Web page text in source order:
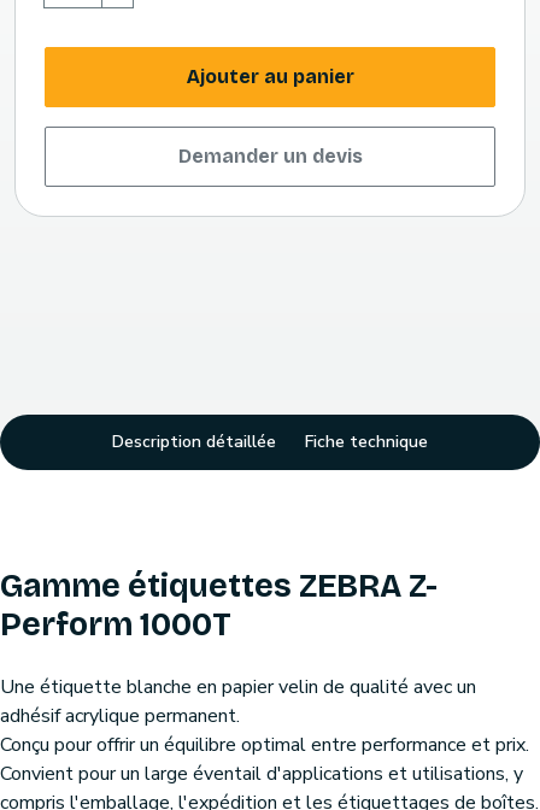
Ajouter au panier
Demander un devis
Description détaillée Fiche technique
Gamme étiquettes ZEBRA Z-
Perform 1000T
Une étiquette blanche en papier velin de qualité avec un
adhésif acrylique permanent.
Conçu pour offrir un équilibre optimal entre performance et prix.
Convient pour un large éventail d'applications et utilisations, y
compris l'emballage, l'expédition et les étiquettages de boîtes.